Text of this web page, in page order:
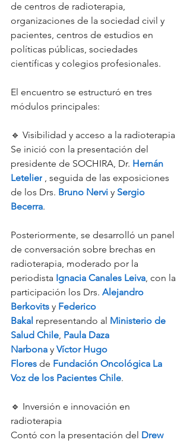
de centros de radioterapia,
organizaciones de la sociedad civil y
pacientes, centros de estudios en
políticas públicas, sociedades
científicas y colegios profesionales.
El encuentro se estructuró en tres
módulos principales:
🔹 Visibilidad y acceso a la radioterapia
Se inició con la presentación del
presidente de SOCHIRA, Dr. Hernán
Letelier , seguida de las exposiciones
de los Drs. Bruno Nervi y Sergio
Becerra.
Posteriormente, se desarrolló un panel
de conversación sobre brechas en
radioterapia, moderado por la
periodista Ignacia Canales Leiva, con la
participación los Drs. Alejandro
Berkovits y Federico
Bakal representando al Ministerio de
Salud Chile, Paula Daza
Narbona y Víctor Hugo
Flores de Fundación Oncológica La
Voz de los Pacientes Chile.
🔹 Inversión e innovación en
radioterapia
Contó con la presentación del Drew